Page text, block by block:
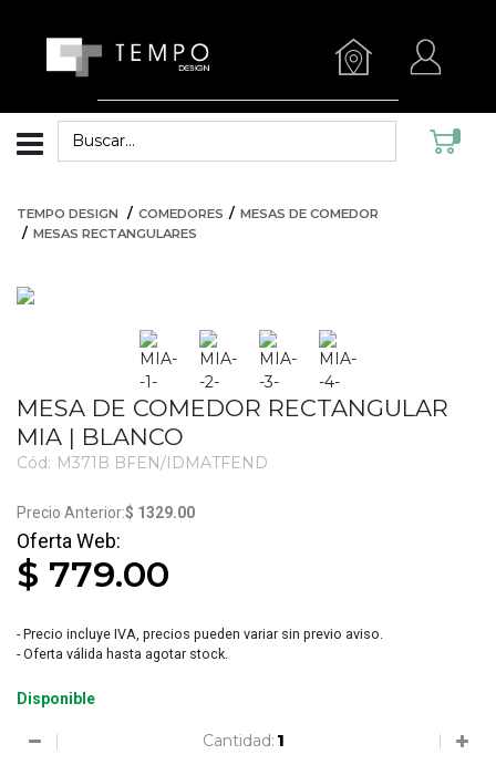
TEMPO DESIGN COMEDORES
MESAS DE COMEDOR
MESAS RECTANGULARES
MESA DE COMEDOR RECTANGULAR
MIA | BLANCO
Cód: M371B BFEN/IDMATFEND
$ 1329.00
$ 779.00
- Precio incluye IVA, precios pueden variar sin previo aviso.
- Oferta válida hasta agotar stock.
Disponible
Cantidad: